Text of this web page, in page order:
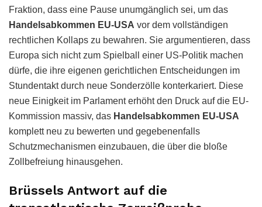
Fraktion, dass eine Pause unumgänglich sei, um das
Handelsabkommen EU-USA vor dem vollständigen
rechtlichen Kollaps zu bewahren. Sie argumentieren, dass
Europa sich nicht zum Spielball einer US-Politik machen
dürfe, die ihre eigenen gerichtlichen Entscheidungen im
Stundentakt durch neue Sonderzölle konterkariert. Diese
neue Einigkeit im Parlament erhöht den Druck auf die EU-
Kommission massiv, das Handelsabkommen EU-USA
komplett neu zu bewerten und gegebenenfalls
Schutzmechanismen einzubauen, die über die bloße
Zollbefreiung hinausgehen.
Brüssels Antwort auf die